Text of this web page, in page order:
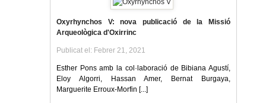
Oxyrhynchos V: nova publicació de la Missió
Arqueològica d'Oxirrinc
Publicat el: Febrer 21, 2021
Esther Pons amb la col·laboració de Bibiana Agustí,
Eloy Algorri, Hassan Amer, Bernat Burgaya,
Marguerite Erroux-Morfin [...]